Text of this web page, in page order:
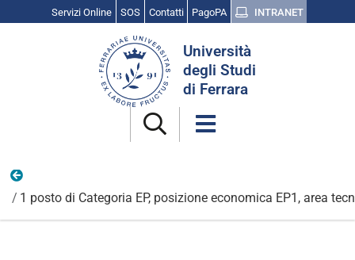
Servizi Online SOS Contatti PagoPA INTRANET
Università
degli Studi
di Ferrara
1 posto di Categoria EP, posizione economica EP1, area